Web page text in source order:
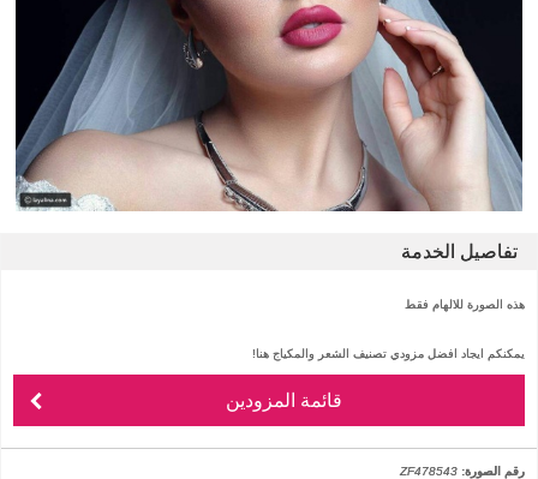
تفاصيل الخدمة
هذه الصورة للالهام فقط
يمكنكم ايجاد افضل مزودي تصنيف الشعر والمكياج هنا!
قائمة المزودين
رقم الصورة: ZF478543